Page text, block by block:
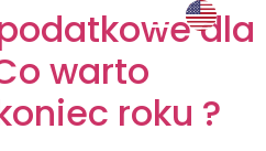
dla
warto
roku ?